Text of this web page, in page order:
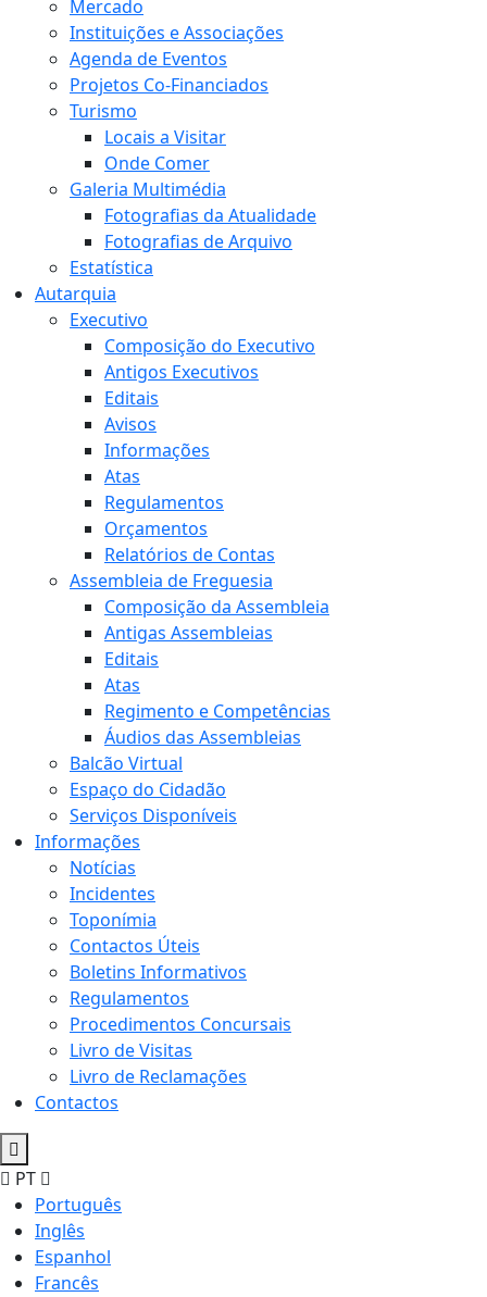
Mercado
Instituições e Associações
Agenda de Eventos
Projetos Co-Financiados
Turismo
Locais a Visitar
Onde Comer
Galeria Multimédia
Fotografias da Atualidade
Fotografias de Arquivo
Estatística
Autarquia
Executivo
Composição do Executivo
Antigos Executivos
Editais
Avisos
Informações
Atas
Regulamentos
Orçamentos
Relatórios de Contas
Assembleia de Freguesia
Composição da Assembleia
Antigas Assembleias
Editais
Atas
Regimento e Competências
Áudios das Assembleias
Balcão Virtual
Espaço do Cidadão
Serviços Disponíveis
Informações
Notícias
Incidentes
Toponímia
Contactos Úteis
Boletins Informativos
Regulamentos
Procedimentos Concursais
Livro de Visitas
Livro de Reclamações
Contactos
PT
Português
Inglês
Espanhol
Francês